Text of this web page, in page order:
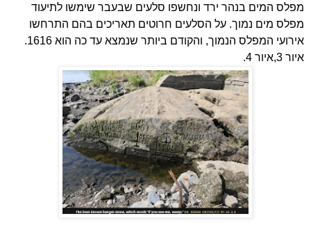
מפלס המים בנהר ירד ונחשפו סלעים שבעבר שימשו לתיעוד
מפלס מים נמוך. על הסלעים חרוטים תאריכים בהם התרחשו
אירועי המפלס הנמוך, והקודם ביותר שנמצא עד כה הוא 1616.
איור 3,איור 4.